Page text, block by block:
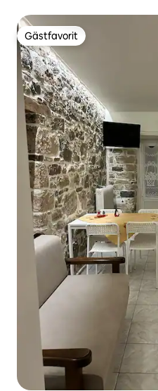
Gästfavorit
Gästfavorit